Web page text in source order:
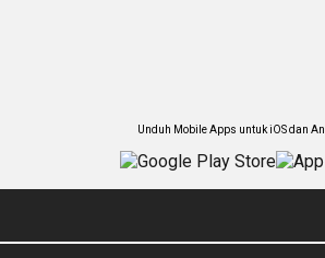
Unduh Mobile Apps untuk iOS dan